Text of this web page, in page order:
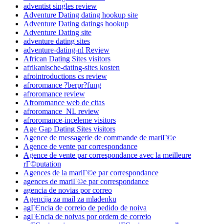
adventist singles review
Adventure Dating dating hookup site
Adventure Dating datings hookup
Adventure Dating site
adventure dating sites
adventure-dating-nl Review
African Dating Sites visitors
afrikanische-dating-sites kosten
afrointroductions cs review
afroromance ?berpr?fung
afroromance review
Afroromance web de citas
afroromance_NL review
afroromance-inceleme visitors
Age Gap Dating Sites visitors
Agence de messagerie de commande de mariГ©e
Agence de vente par correspondance
Agence de vente par correspondance avec la meilleure
rГ©putation
Agences de la mariГ©e par correspondance
agences de mariГ©e par correspondance
agencia de novias por correo
Agencija za mail za mladenku
agГЄncia de correio de pedido de noiva
agГЄncia de noivas por ordem de correio